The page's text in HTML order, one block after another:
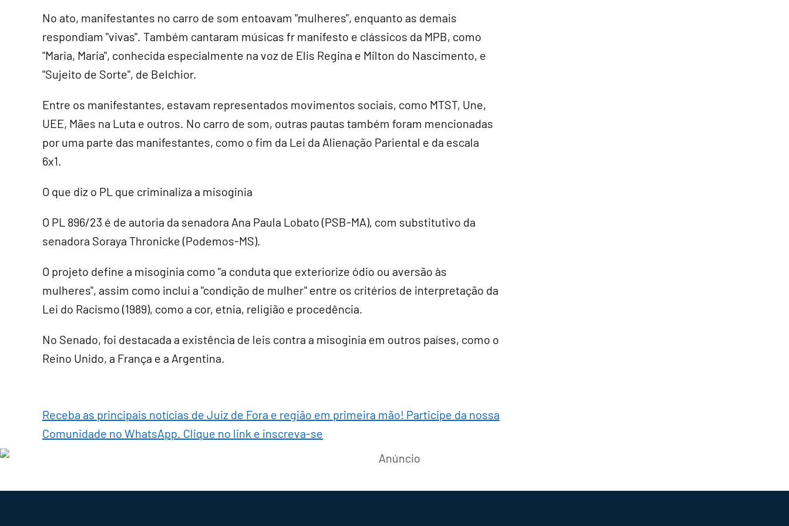
No ato, manifestantes no carro de som entoavam "mulheres", enquanto as demais
respondiam "vivas". Também cantaram músicas fr manifesto e clássicos da MPB, como
"Maria, Maria", conhecida especialmente na voz de Elis Regina e Milton do Nascimento, e
"Sujeito de Sorte", de Belchior.
Entre os manifestantes, estavam representados movimentos sociais, como MTST, Une,
UEE, Mães na Luta e outros. No carro de som, outras pautas também foram mencionadas
por uma parte das manifestantes, como o fim da Lei da Alienação Pariental e da escala
6x1.
O que diz o PL que criminaliza a misoginia
O PL 896/23 é de autoria da senadora Ana Paula Lobato (PSB-MA), com substitutivo da
senadora Soraya Thronicke (Podemos-MS).
O projeto define a misoginia como "a conduta que exteriorize ódio ou aversão às
mulheres", assim como inclui a "condição de mulher" entre os critérios de interpretação da
Lei do Racismo (1989), como a cor, etnia, religião e procedência.
No Senado, foi destacada a existência de leis contra a misoginia em outros países, como o
Reino Unido, a França e a Argentina.
Receba as principais notícias de Juiz de Fora e região em primeira mão! Participe da nossa
Comunidade no WhatsApp. Clique no link e inscreva-se